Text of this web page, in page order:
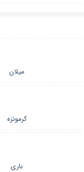
میلان
کرمونزه
باری